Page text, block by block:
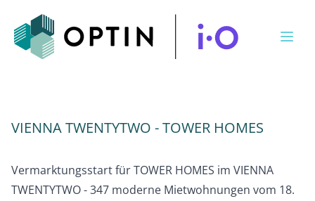
VIENNA TWENTYTWO - TOWER HOMES
Vermarktungsstart für TOWER HOMES im VIENNA
TWENTYTWO - 347 moderne Mietwohnungen vom 18.